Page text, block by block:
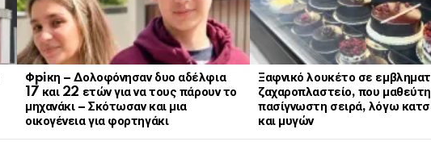
Φpiκη – Δολοφόνησαν δυο αδέλφια
17 και 22 ετών για να τους πάρουν το
μηχανάκι – Σκότωσαν και μια
οικογένεια για φορτηγάκι
Ξαφνικό λουκέτο σε
ζαχαροπλαστείο, που
πασίγνωστη σειρά, λόγω
και μυγών